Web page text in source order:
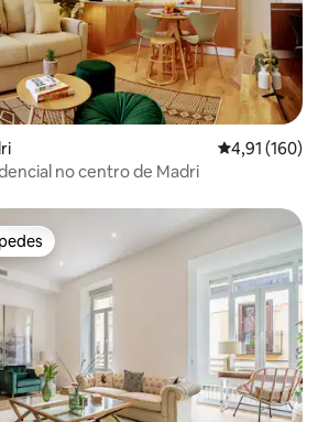
4,91 de uma
4,91 (160)
no centro de Madri